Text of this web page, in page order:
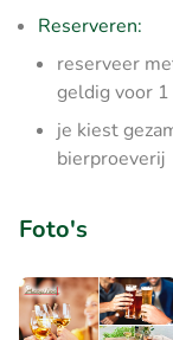
Reserveren:
reserveer
geldig voor
je kiest
bierproeverij
Foto's